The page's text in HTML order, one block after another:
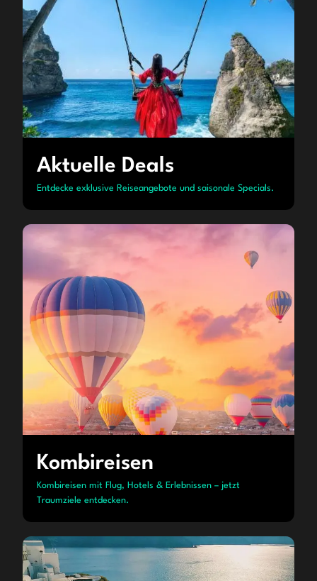
Aktuelle Deals
Entdecke exklusive Reiseangebote und saisonale Specials.
Kombireisen
Kombireisen mit Flug, Hotels & Erlebnissen – jetzt
Traumziele entdecken.